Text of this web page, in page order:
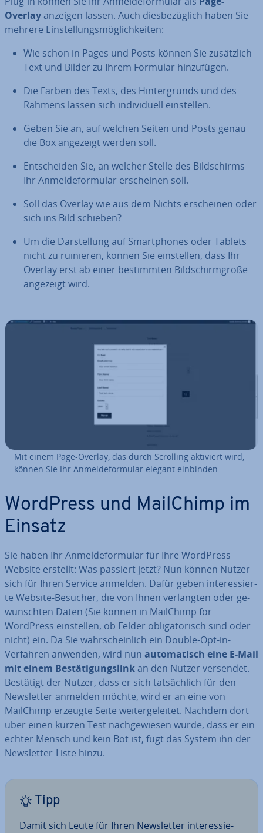
Overlayanzeigen lassen. Auch dies­be­züg­lich haben Sie
mehrere Ein­stel­lungs­mög­lich­kei­ten:
Wie schon in Pages und Posts können Sie zu­sätz­lich
Text und Bilder zu Ihrem Formular hin­zu­fü­gen.
Die Farben des Texts, des Hin­ter­grunds und des
Rahmens lassen sich in­di­vi­du­ell ein­stel­len.
Geben Sie an, auf welchen Seiten und Posts genau
die Box angezeigt werden soll.
Ent­schei­den Sie, an welcher Stelle des Bild­schirms
Ihr An­mel­de­for­mu­lar er­schei­nen soll.
Soll das Overlay wie aus dem Nichts er­schei­nen oder
sich ins Bild schieben?
Um die Dar­stel­lung auf Smart­phones oder Tablets
nicht zu ruinieren, können Sie ein­stel­len, dass Ihr
Overlay erst ab einer be­stimm­ten Bild­schirm­grö­ße
angezeigt wird.
Mit einem Page-Overlay, das durch Scrolling aktiviert wird,
können Sie Ihr An­mel­de­for­mu­lar elegant einbinden
WordPress und MailChimp im
Einsatz
Sie haben Ihr An­mel­de­for­mu­lar für Ihre WordPress-
Website erstellt: Was passiert jetzt? Nun können Nutzer
sich für Ihren Service anmelden. Dafür geben in­ter­es­sier­
te Website-Besucher, die von Ihnen ver­lang­ten oder ge­
wünsch­ten Daten (Sie können in MailChimp for
WordPress ein­stel­len, ob Felder ob­li­ga­to­risch sind oder
nicht) ein. Da Sie wahr­schein­lich ein Double-Opt-in-
Verfahren anwenden, wird nun au­to­ma­tisch eine E-Mail
mit einem Be­stä­ti­gungs­linkan den Nutzer versendet.
Bestätigt der Nutzer, dass er sich tat­säch­lich für den
News­let­ter anmelden möchte, wird er an eine von
MailChimp erzeugte Seite wei­ter­ge­lei­tet. Nachdem dort
über einen kurzen Test nach­ge­wie­sen wurde, dass er ein
echter Mensch und kein Bot ist, fügt das System ihn der
News­let­ter-Liste hinzu.
Tipp
Damit sich Leute für Ihren News­let­ter in­ter­es­sie­